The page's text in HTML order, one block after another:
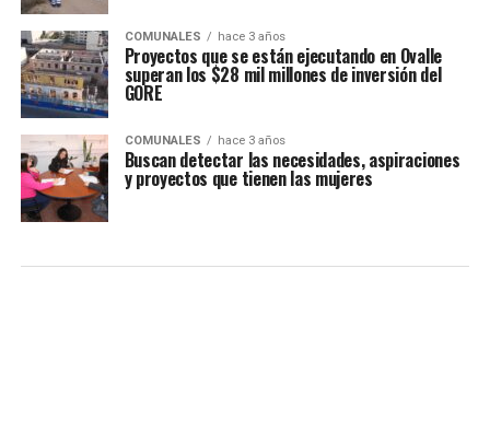
COMUNALES hace 3 años
Proyectos que se están ejecutando en Ovalle
superan los $28 mil millones de inversión del
GORE
COMUNALES hace 3 años
Buscan detectar las necesidades, aspiraciones
y proyectos que tienen las mujeres